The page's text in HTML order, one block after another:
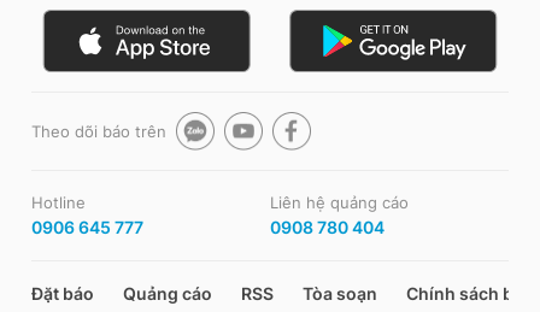
Theo dõi báo trên
Hotline
0906 645 777
Liên hệ quảng cáo
0908 780 404
Đặt báo Quảng cáo RSS Tòa soạn Chính sách bảo